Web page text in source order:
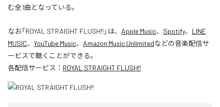
む全1曲となっている。
なお「ROYAL STRAIGHT FLUSH!! 」は、 Apple Music、 Spotify、 LINE
MUSIC、 YouTube Music、 Amazon Music Unlimitedなどの音楽配信サ
ービスで聴くことができる。
各配信サービス： ROYAL STRAIGHT FLUSH!!